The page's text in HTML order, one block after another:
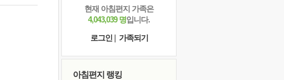
현재 아침편지 가족은
4,043,039 명입니다.
로그인
가족되기
아침편지 랭킹